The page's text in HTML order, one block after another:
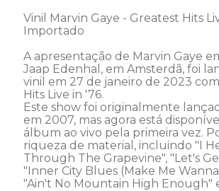
Vinil Marvin Gaye - Greatest Hits
Importado
A apresentação de Marvin Gaye
Jaap Edenhal, em Amsterdã, foi
vinil em 27 de janeiro de 2023
Hits Live in '76.
Este show foi originalmente
em 2007, mas agora está
álbum ao vivo pela primeira vez.
riqueza de material, incluindo "I
Through The Grapevine", "Let's
"Inner City Blues (Make Me
"Ain't No Mountain High Enough"